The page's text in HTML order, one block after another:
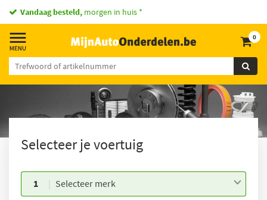
Vandaag besteld, morgen in huis *
0
Selecteer je voertuig
1 Selecteer merk